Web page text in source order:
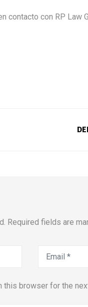
contacto con RP Law
Required fields are
this browser for the